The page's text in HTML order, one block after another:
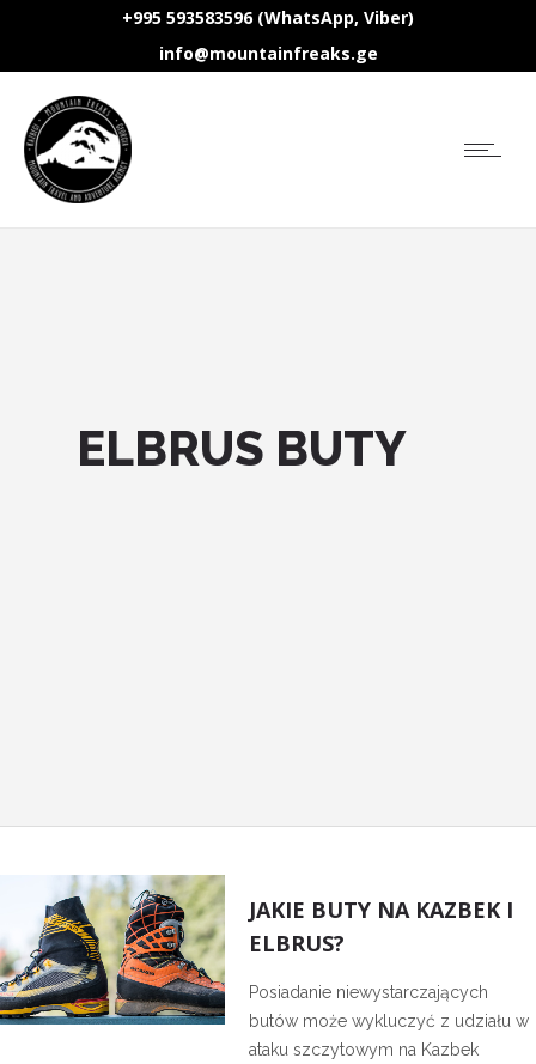
+995 593583596 (WhatsApp, Viber)
info@mountainfreaks.ge
ELBRUS BUTY
JAKIE BUTY NA KAZBEK I
ELBRUS?
Posiadanie niewystarczających
butów może wykluczyć z udziału w
ataku szczytowym na Kazbek